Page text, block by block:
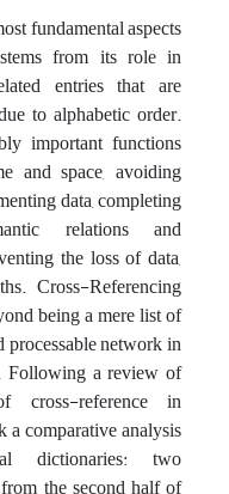
fundamental aspects
from its role in
entries that are
to alphabetic order.
important functions
and space, avoiding
data, completing
relations and
the loss of data,
Cross-Referencing
being a mere list of
processable network in
Following a review of
cross-reference in
comparative analysis
dictionaries: two